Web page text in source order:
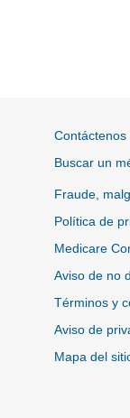
Contáctenos
Buscar un
Fraude,
Política de
Medicare
Aviso de no
Términos y
Aviso de
Mapa del